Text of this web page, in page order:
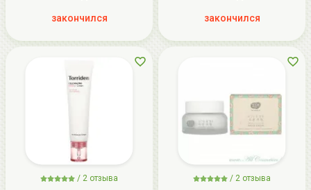
закончился закончился
/ 2 отзыва
/ 2 отзыва